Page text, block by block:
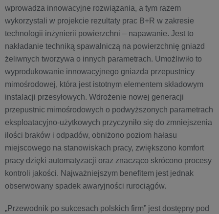
wprowadza innowacyjne rozwiązania, a tym razem
wykorzystali w projekcie rezultaty prac B+R w zakresie
technologii inżynierii powierzchni – napawanie. Jest to
nakładanie techniką spawalniczą na powierzchnię gniazd
żeliwnych tworzywa o innych parametrach. Umożliwiło to
wyprodukowanie innowacyjnego gniazda przepustnicy
mimośrodowej, która jest istotnym elementem składowym
instalacji przesyłowych. Wdrożenie nowej generacji
przepustnic mimośrodowych o podwyższonych parametrach
eksploatacyjno-użytkowych przyczyniło się do zmniejszenia
ilości braków i odpadów, obniżono poziom hałasu
miejscowego na stanowiskach pracy, zwiększono komfort
pracy dzięki automatyzacji oraz znacząco skrócono procesy
kontroli jakości. Najważniejszym benefitem jest jednak
obserwowany spadek awaryjności rurociągów.
„Przewodnik po sukcesach polskich firm” jest dostępny pod